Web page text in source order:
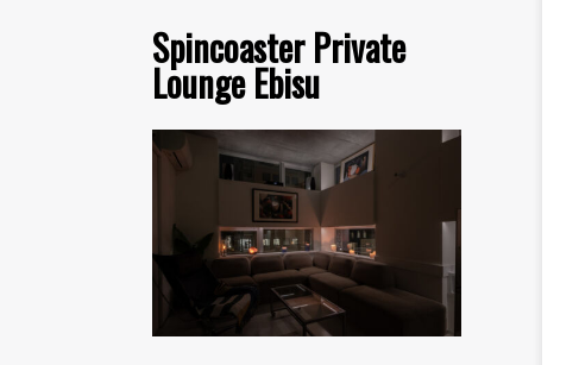
Spincoaster Private
Lounge Ebisu